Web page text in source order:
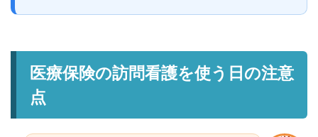
医療保険の訪問看護を使う日の注意
点